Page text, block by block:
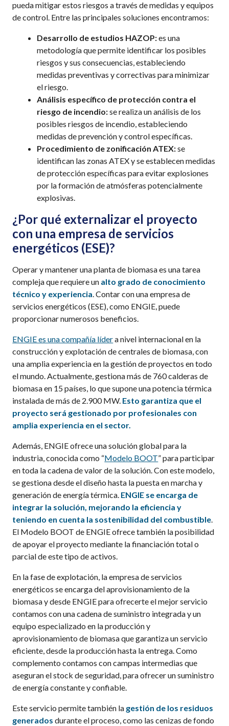
pueda mitigar estos riesgos a través de medidas yequipos
de control. Entre las principales soluciones encontramos:
Desarrollo de estudios HAZOP:es una
metodología que permite identificar los posibles
riesgos y sus consecuencias, estableciendo
medidas preventivas y correctivas para minimizar
el riesgo.
Análisis específico de protección contra el
riesgo de incendio:se realiza un análisis de los
posibles riesgos de incendio, estableciendo
medidas de prevención y control específicas.
Procedimiento de zonificación ATEX:se
identifican las zonas ATEX y se establecen medidas
de protección específicas para evitar explosiones
por la formación de atmósferas potencialmente
explosivas.
¿Por qué externalizar el proyecto
con una empresa de servicios
energéticos (ESE)?
Operar y mantener una planta de biomasa es una tarea
compleja que requiere un alto grado de conocimiento
técnico y experiencia. Contar con una empresa de
servicios energéticos (ESE), como ENGIE, puede
proporcionar numerosos beneficios.
ENGIE es una compañía lídera nivel internacional en la
construcción y explotación de centrales de biomasa, con
una amplia experiencia en la gestión de proyectos en todo
el mundo. Actualmente, gestiona más de 760 calderas de
biomasa en 15 países, lo que supone una potencia térmica
instalada de más de 2.900 MW. Esto garantiza que el
proyecto será gestionado por profesionales con
amplia experiencia en el sector.
Además, ENGIE ofrece una solución global para la
industria,conocida como “Modelo BOOT” paraparticipar
en toda la cadena de valorde la solución.Con este modelo,
se gestiona desde el diseño hasta la puesta en marcha y
generación de energía térmica. ENGIE se encarga de
integrar la solución, mejorando la eficiencia y
teniendo en cuenta la sostenibilidad del combustible.
El Modelo BOOT de ENGIE ofrecetambién la posibilidad
de apoyar el proyecto mediante la financiación total o
parcial de este tipo de activos.
En la fase de explotación, la empresa de servicios
energéticos se encarga del aprovisionamiento de la
biomasa y desde ENGIE para ofrecerte el mejor servicio
contamos con una cadena de suministro integrada y un
equipo especializado en la producción y
aprovisionamiento de biomasa que garantiza un servicio
eficiente, desde la producción hasta la entrega. Como
complemento contamos con campas intermedias que
aseguran el stock de seguridad, para ofrecer un suministro
de energía constante y confiable.
Este servicio permite también la gestión de los residuos
generados durante el proceso,como las cenizas de fondo